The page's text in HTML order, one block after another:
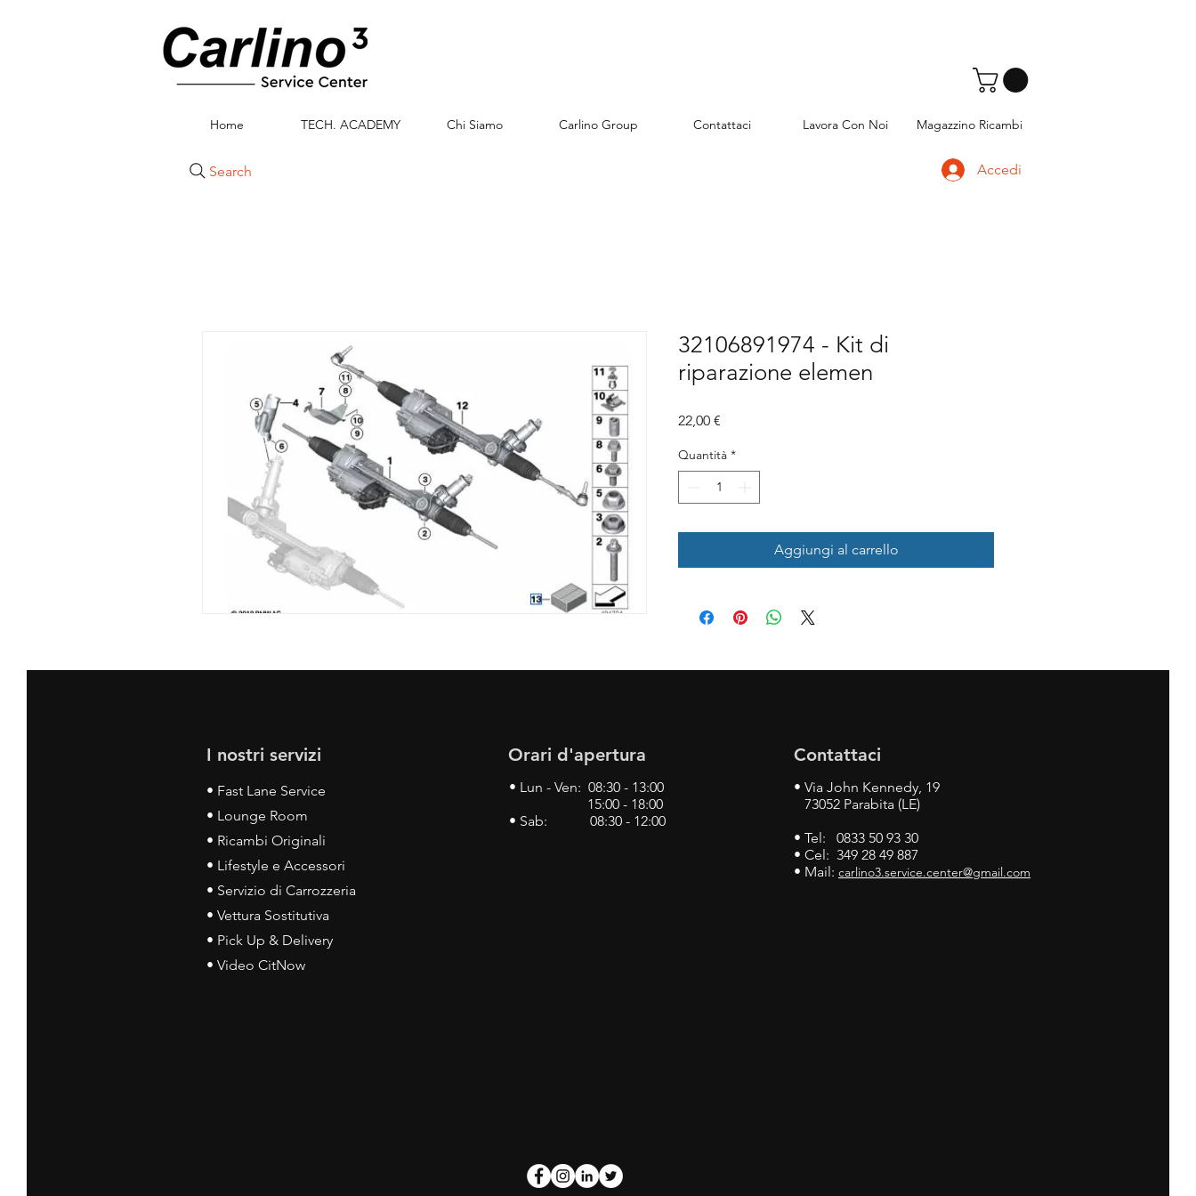
Home TECH. ACADEMY Chi Siamo Carlino Group Contattaci Lavora Con Noi Magazzino Ricambi
Search Accedi
32106891974 - Kit di
riparazione elemen
22,00 €
Quantità *
Aggiungi al carrello
I nostri servizi
• Fast Lane Service
• Lounge Room
• Ricambi Originali
• Lifestyle e Accessori
• Servizio di Carrozzeria
• Vettura Sostitutiva
• Pick Up & Delivery
• Video CitNow
Orari d'apertura
• Lun - Ven: 08:30 - 13:00
15:00 - 18:00
• Sab: 08:30 - 12:00
Contattaci
• Via John Kennedy, 19
73052 Parabita (LE)
• Tel: 0833 50 93 30
• Cel: 349 28 49 887
• Mail: carlino3.service.center@gmail.com